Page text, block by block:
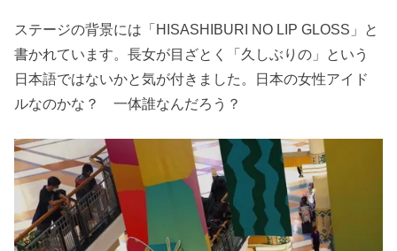
ステージの背景には「HISASHIBURI NO LIP GLOSS」と
書かれています。長女が目ざとく「久しぶりの」という
日本語ではないかと気が付きました。日本の女性アイド
ルなのかな？ 一体誰なんだろう？